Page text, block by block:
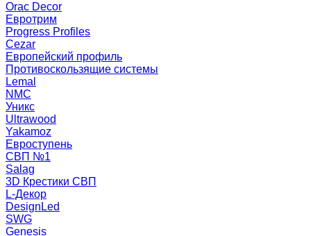
Orac Decor
Евротрим
Progress Profiles
Cezar
Европейский профиль
Противоскользящие системы
Lemal
NMC
Уникс
Ultrawood
Yakamoz
Евроступень
СВП №1
Salag
3D Крестики СВП
L-Декор
DesignLed
SWG
Genesis